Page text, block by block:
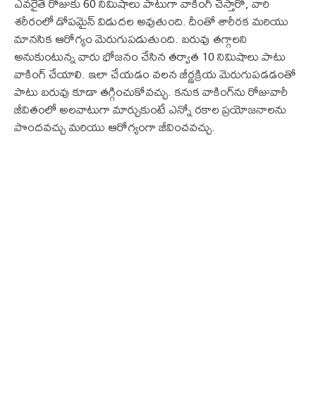
శరీరంలో డోపమైన్ విడుదల అవుతుంది. దీంతో శారీరక మరియు
మానసిక ఆరోగ్యం మెరుగుపడుతుంది. బరువు తగ్గాలని
అనుకుంటున్న వారు భోజనం చేసిన తర్వాత 10 నిమిషాలు పాటు
వాకింగ్ చేయాలి. ఇలా చేయడం వలన జీర్ణక్రియ మెరుగుపడడంతో
పాటు బరువు కూడా తగ్గించుకోవచ్చు. కనుక వాకింగ్‌ను రోజువారీ
జీవితంలో అలవాటుగా మార్చుకుంటే ఎన్నో రకాల ప్రయోజనాలను
పొందవచ్చు మరియు ఆరోగ్యంగా జీవించవచ్చు.